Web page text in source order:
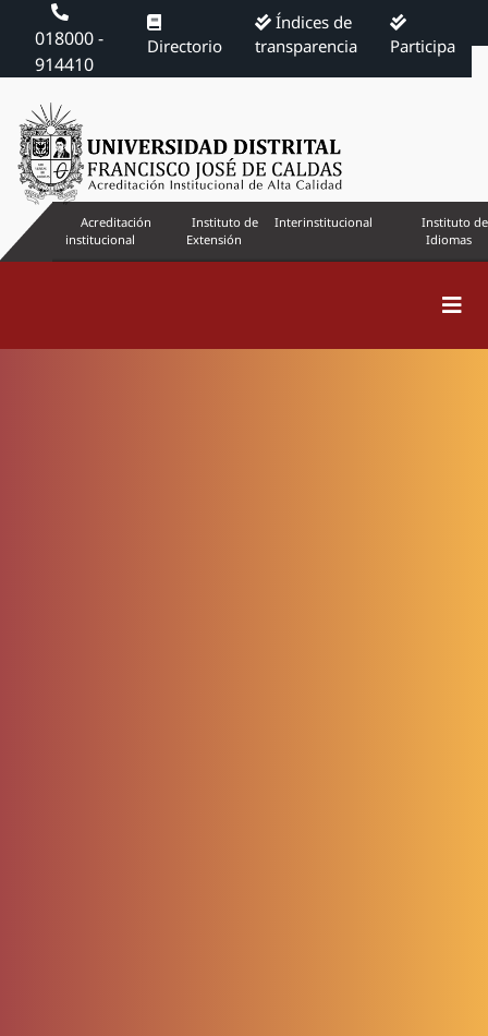
018000 -
914410
Directorio
Índices de
transparencia
Participa
Acreditación
institucional
Instituto de
Extensión
Interinstitucional
Instituto de
Idiomas